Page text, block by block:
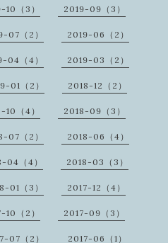
10（3） 2019-09（3）
07（2） 2019-06（2）
04（4） 2019-03（2）
01（2） 2018-12（2）
10（4） 2018-09（3）
07（2） 2018-06（4）
04（4） 2018-03（3）
01（3） 2017-12（4）
10（2） 2017-09（3）
07（2） 2017-06（1）